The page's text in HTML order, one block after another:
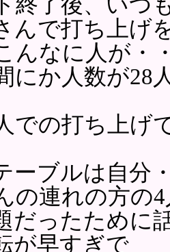
んで打ち上げ
んなに人が・
にか人数が28
での打ち上げ
ーブルは自分
の連れの方の
だったために
が早すぎで